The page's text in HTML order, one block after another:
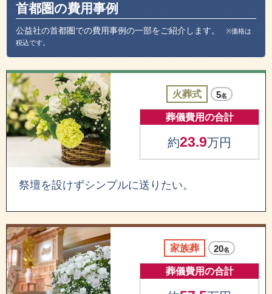
首都圏の費用事例
公益社の首都圏での費用事例の一部をご紹介します。
※価格は
税込です。
火葬式 5名
葬儀費用の合計
約23.9万円
祭壇を設けずシンプルに送りたい。
家族葬 20名
葬儀費用の合計